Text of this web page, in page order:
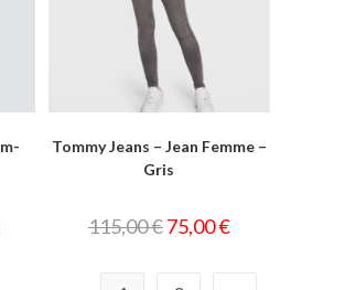
Tommy Jeans – Jean Femme –
Gris
115,00€75,00€